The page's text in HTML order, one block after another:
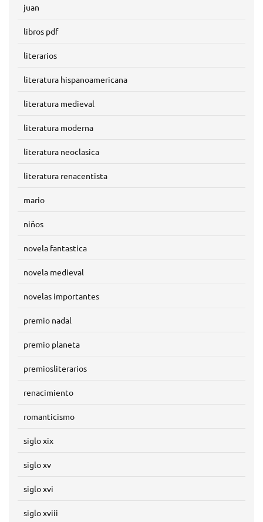
juan
libros pdf
literarios
literatura hispanoamericana
literatura medieval
literatura moderna
literatura neoclasica
literatura renacentista
mario
niños
novela fantastica
novela medieval
novelas importantes
premio nadal
premio planeta
premiosliterarios
renacimiento
romanticismo
siglo xix
siglo xv
siglo xvi
siglo xviii